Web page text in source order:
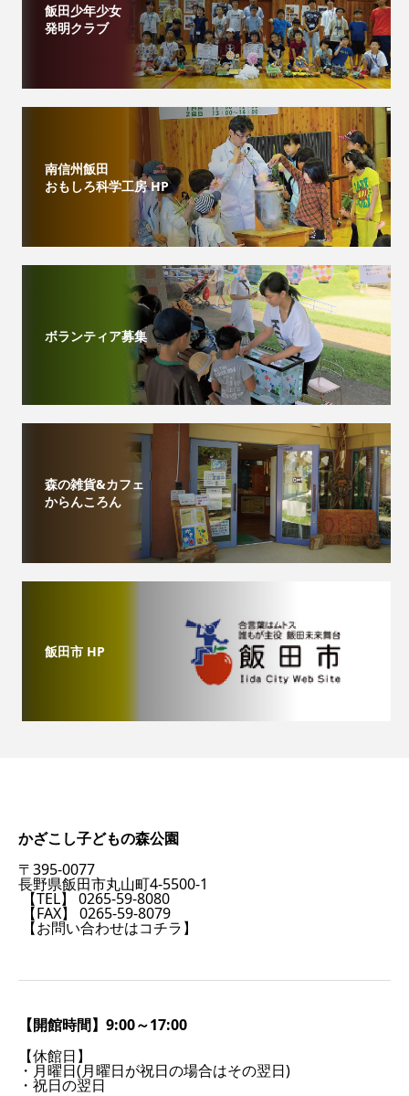
飯田少年少女
発明クラブ
南信州飯田
おもしろ科学工房 HP
ボランティア募集
森の雑貨&カフェ
からんころん
飯田市 HP
かざこし子どもの森公園
〒395-0077
長野県飯田市丸山町4-5500-1
【TEL】 0265-59-8080
【FAX】 0265-59-8079
【お問い合わせはコチラ】
【開館時間】9:00～17:00
【休館日】
・月曜日(月曜日が祝日の場合はその翌日)
・祝日の翌日